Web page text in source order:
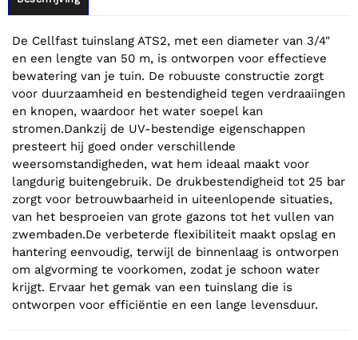
De Cellfast tuinslang ATS2, met een diameter van 3/4"
en een lengte van 50 m, is ontworpen voor effectieve
bewatering van je tuin. De robuuste constructie zorgt
voor duurzaamheid en bestendigheid tegen verdraaiingen
en knopen, waardoor het water soepel kan
stromen.Dankzij de UV-bestendige eigenschappen
presteert hij goed onder verschillende
weersomstandigheden, wat hem ideaal maakt voor
langdurig buitengebruik. De drukbestendigheid tot 25 bar
zorgt voor betrouwbaarheid in uiteenlopende situaties,
van het besproeien van grote gazons tot het vullen van
zwembaden.De verbeterde flexibiliteit maakt opslag en
hantering eenvoudig, terwijl de binnenlaag is ontworpen
om algvorming te voorkomen, zodat je schoon water
krijgt. Ervaar het gemak van een tuinslang die is
ontworpen voor efficiëntie en een lange levensduur.